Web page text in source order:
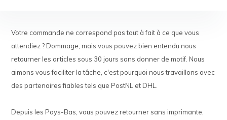
Votre commande ne correspond pas tout à fait à ce que vous
attendiez ? Dommage, mais vous pouvez bien entendu nous
retourner les articles sous 30 jours sans donner de motif. Nous
aimons vous faciliter la tâche, c'est pourquoi nous travaillons avec
des partenaires fiables tels que PostNL et DHL.
Depuis les Pays-Bas, vous pouvez retourner sans imprimante,